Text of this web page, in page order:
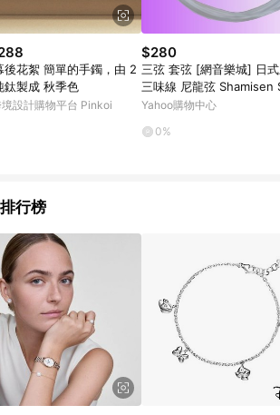
後花絮 簡單的手鐲，由 2
鈦製成 秋季色
設計購物平台 Pinkoi
$280
三弦 套弦 [網音樂城] 日
三味線 尼龍弦 Shamisen
(一套3條)
Yahoo購物中心
0%
行榜